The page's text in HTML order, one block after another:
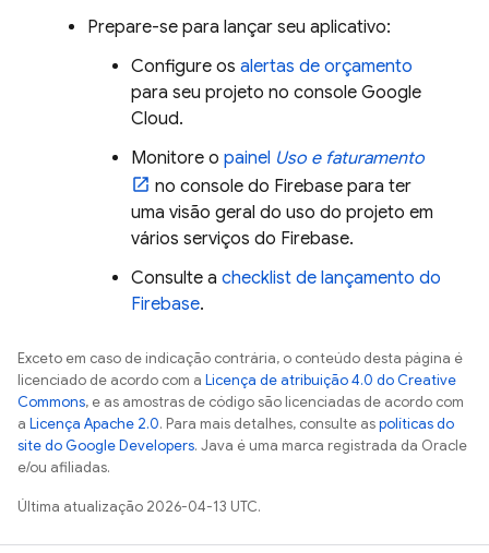
Prepare-se para lançar seu aplicativo:
Configure os alertas de orçamento
para seu projeto no console Google
Cloud.
Monitore o painel Uso e faturamento
no console do Firebase para ter
uma visão geral do uso do projeto em
vários serviços do Firebase.
Consulte a checklist de lançamento do
Firebase.
Exceto em caso de indicação contrária, o conteúdo desta página é
licenciado de acordo com a Licença de atribuição 4.0 do Creative
Commons, e as amostras de código são licenciadas de acordo com
a Licença Apache 2.0. Para mais detalhes, consulte aspolíticas do
site do Google Developers. Java é uma marca registrada da Oracle
e/ou afiliadas.
Última atualização 2026-04-13 UTC.